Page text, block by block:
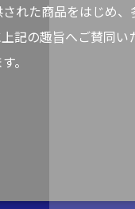
た商品をはじめ、
記の趣旨へご賛同
。